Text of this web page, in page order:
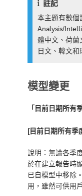
註記
本主題有數個
Analysis/
體中文、荷蘭
日文、韓文和
模型變更
「目前日期所有
[目前日期所有季
說明：無論各季
於在建立報告時
已自模型中移除
用，雖然可供用